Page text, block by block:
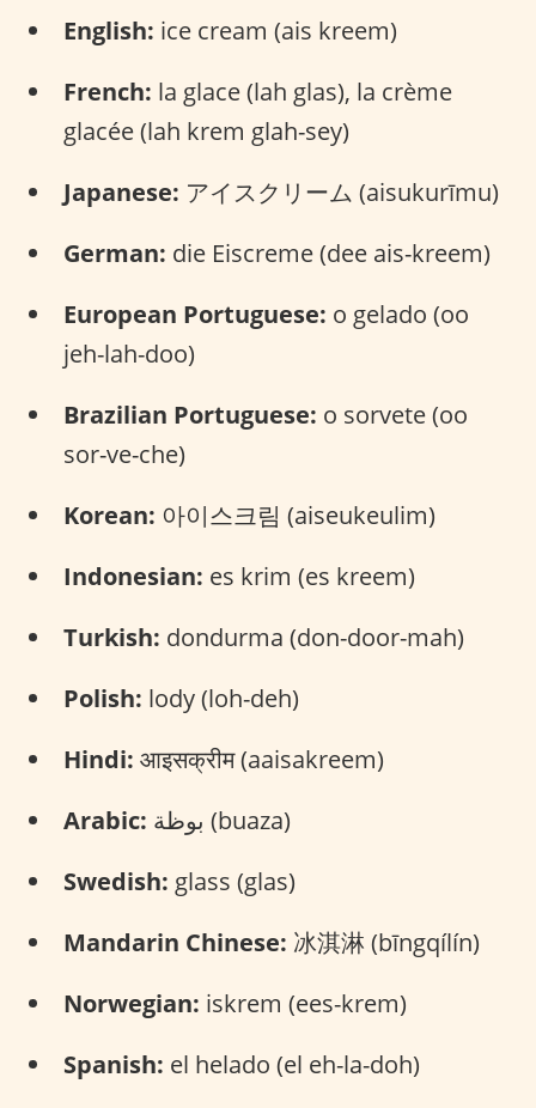
English: ice cream (ais kreem)
French: la glace (lah glas), la crème
glacée (lah krem glah-sey)
Japanese: アイスクリーム (aisukurīmu)
German: die Eiscreme (dee ais-kreem)
European Portuguese: o gelado (oo
jeh-lah-doo)
Brazilian Portuguese: o sorvete (oo
sor-ve-che)
Korean: 아이스크림 (aiseukeulim)
Indonesian: es krim (es kreem)
Turkish: dondurma (don-door-mah)
Polish: lody (loh-deh)
Hindi: आइसक्रीम (aaisakreem)
Arabic:
بوظة (buaza)
Swedish: glass (glas)
Mandarin Chinese: 冰淇淋 (bīngqílín)
Norwegian: iskrem (ees-krem)
Spanish: el helado (el eh-la-doh)